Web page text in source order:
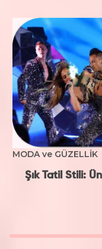
MODA ve GÜZELLİK
Şık Tatil Stili: